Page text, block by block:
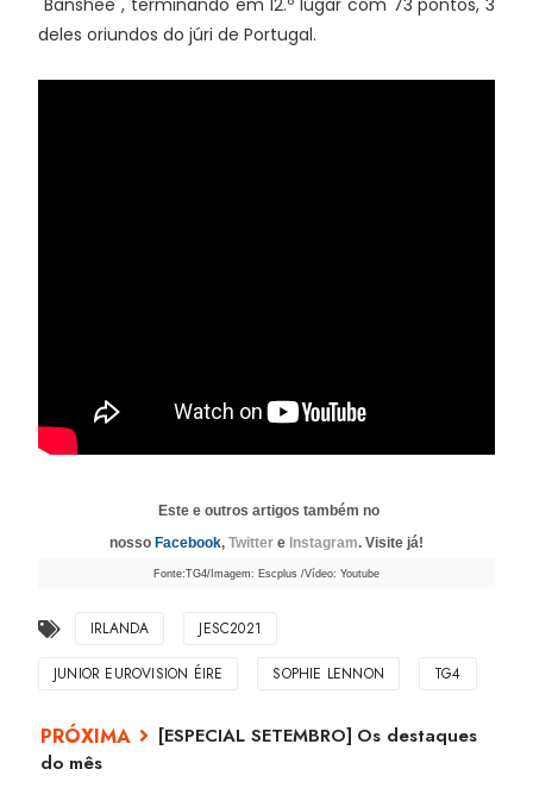
"Banshee", terminando em 12.º lugar com 73 pontos, 3
deles oriundos do júri de Portugal.
Este e outros artigos também no
nosso Facebook, Twitter e Instagram. Visite já!
Fonte:TG4/Imagem: Escplus /Vídeo: Youtube
IRLANDA JESC2021
JUNIOR EUROVISION ÉIRE SOPHIE LENNON TG4
[ESPECIAL SETEMBRO] Os destaques
do mês